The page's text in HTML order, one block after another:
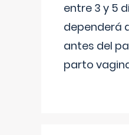
entre 3 y 5
dependerá
antes del
parto